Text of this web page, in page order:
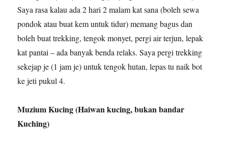
Saya rasa kalau ada 2 hari 2 malam kat sana (boleh sewa
pondok atau buat kem untuk tidur) memang bagus dan
boleh buat trekking, tengok monyet, pergi air terjun, lepak
kat pantai – ada banyak benda relaks. Saya pergi trekking
sekejap je (1 jam je) untuk tengok hutan, lepas tu naik bot
ke jeti pukul 4.
Muzium Kucing (Haiwan kucing, bukan bandar
Kuching)